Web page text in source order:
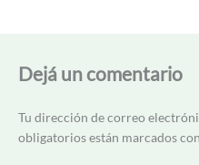
Dejá un comentario
Tu dirección de correo
obligatorios están marcados con